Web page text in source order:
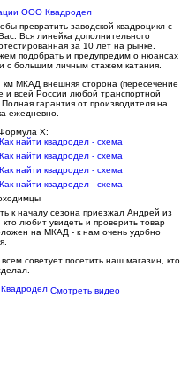
превратить заводской квадроцикл с
Вся линейка дополнительного
за 10 лет на рынке.
подобрать и предупредим о нюансах
с большим личным стажем катания.
МКАД внешняя сторона (пересечение
и всей России любой транспортной
гарантия от производителя на
ежедневно.
Х:
к началу сезона приезжал Андрей из
любит увидеть и проверить товар
на МКАД - к нам очень удобно
советует посетить наш магазин, кто
Смотреть видео